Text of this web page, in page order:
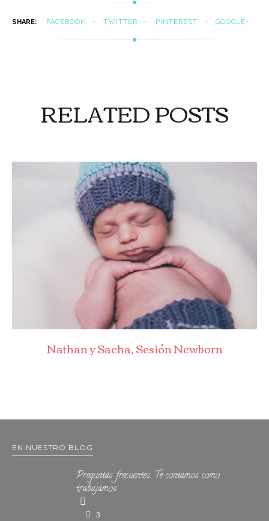
SHARE: FACEBOOK TWITTER PINTEREST GOOGLE+
RELATED POSTS
Nathan y Sacha, Sesión Newborn
EN NUESTRO BLOG
Preguntas frecuentes. Te contamos como
trabajamos.
3